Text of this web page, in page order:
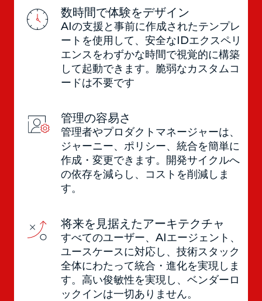
数時間で体験をデザイン
AIの支援と事前に作成されたテンプレ
ートを使用して、安全なIDエクスペリ
エンスをわずかな時間で視覚的に構築
して起動できます。脆弱なカスタムコ
ードは不要です
管理の容易さ
管理者やプロダクトマネージャーは、
ジャーニー、ポリシー、統合を簡単に
作成・変更できます。開発サイクルへ
の依存を減らし、コストを削減しま
す。
将来を見据えたアーキテクチャ
すべてのユーザー、AIエージェント、
ユースケースに対応し、技術スタック
全体にわたって統合・進化を実現しま
す。高い俊敏性を実現し、ベンダーロ
ックインは一切ありません。